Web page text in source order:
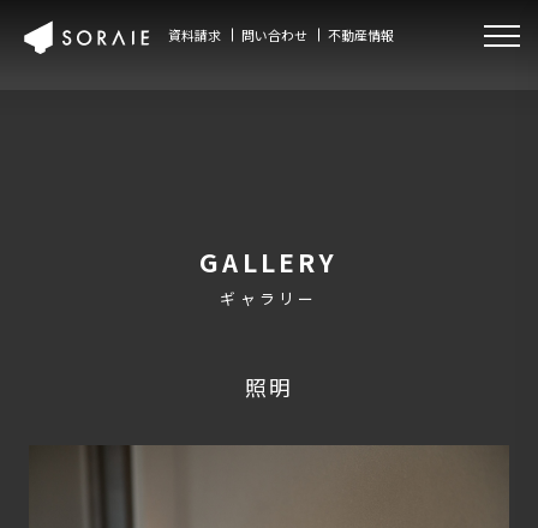
資料請求 問い合わせ 不動産情報
GALLERY
ギャラリー
照明